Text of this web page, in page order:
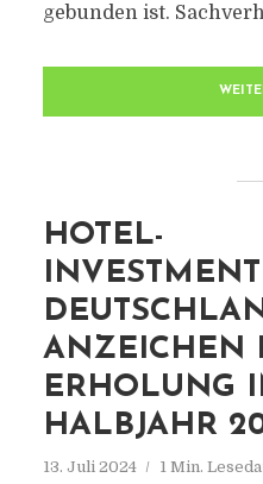
gebunden ist.
HOTEL-
ANZEICHEN
ERHOLUNG
HALBJAHR
13. Juli 2024 1 Min.